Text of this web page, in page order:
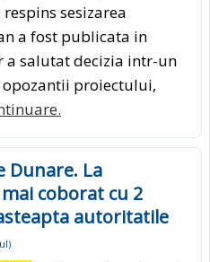
sesizarea
a fost publicata in
salutat decizia intr-un
opozantii proiectului,
Dunare. La
coborat cu 2
autoritatile
)